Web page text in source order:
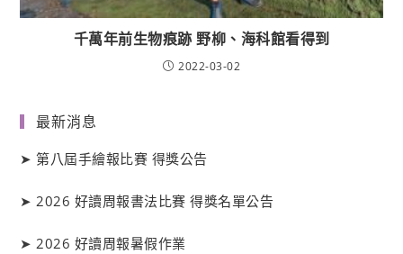
千萬年前生物痕跡 野柳、海科館看得到
2022-03-02
最新消息
➤第八屆手繪報比賽 得獎公告
➤2026 好讀周報書法比賽 得獎名單公告
➤2026 好讀周報暑假作業